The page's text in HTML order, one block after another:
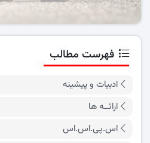
فهرست مطالب
ادبیات و پیشینه
ارائــه ها
اس.پی.اس.اس